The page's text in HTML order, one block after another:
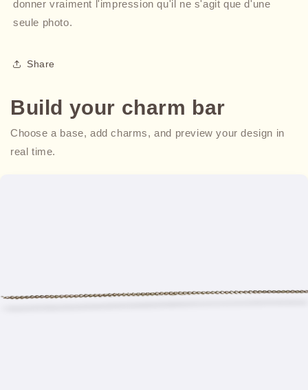
donner vraiment l'impression qu'il ne s'agit que d'une
seule photo.
Share
Build your charm bar
Choose a base, add charms, and preview your design in
real time.